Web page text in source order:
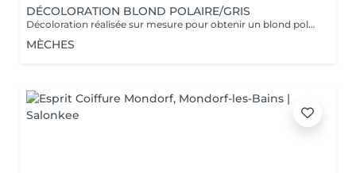
DÉCOLORATION BLOND POLAIRE/GRIS
Décoloration réalisée sur mesure pour obtenir un blond polaire ,gris ou toute autre nuance claire . la prestation est adaptée à l'état et à la nature de vos cheveux afin de préserver leur qualité. Un devis personnalisé sera établi avant toute prestation , le tarif pouvant varier selon la longueur des cheveux ,l'épaisseur et le travail a réaliser .
MÈCHES